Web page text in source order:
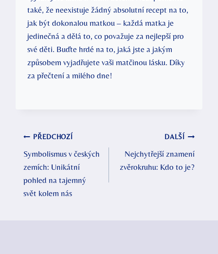
také, že neexistuje žádný absolutní recept na to,
jak být dokonalou matkou – každá matka je
jedinečná a dělá to, co považuje za nejlepší pro
své děti. Buďte hrdé na to, jaká jste a jakým
způsobem vyjadřujete vaši matčinou lásku. Díky
za přečtení a milého dne!
Navigace
pro
příspěvek
PŘEDCHOZÍ
Symbolismus v českých
zemích: Unikátní
pohled na tajemný
svět kolem nás
DALŠÍ
Nejchytřejší znamení
zvěrokruhu: Kdo to je?